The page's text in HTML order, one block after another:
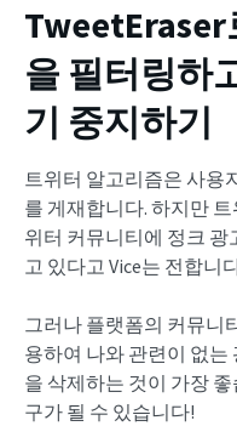
을 필터링하
기 중지하기
트위터 알고리즘은 사용
를 게재합니다. 하지만
위터 커뮤니티에 정크
고 있다고 Vice는 전합니
그러나 플랫폼의 커뮤니
용하여 나와 관련이 없는
을 삭제하는 것이 가장
구가 될 수 있습니다!